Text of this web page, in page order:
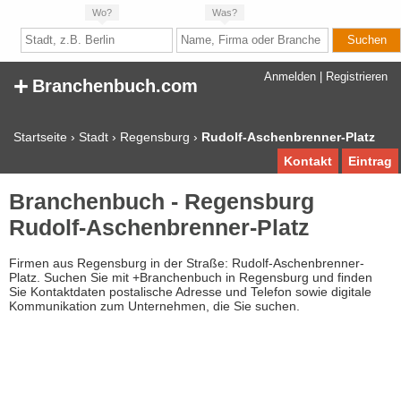
Wo? Was?
Anmelden Registrieren
+ Branchenbuch.com
Startseite › Stadt › Regensburg › Rudolf-Aschenbrenner-Platz
Eintrag
Kontakt
Branchenbuch - Regensburg
Rudolf-Aschenbrenner-Platz
Firmen aus Regensburg in der Straße: Rudolf-Aschenbrenner-
Platz. Suchen Sie mit +Branchenbuch in Regensburg und finden
Sie Kontaktdaten postalische Adresse und Telefon sowie digitale
Kommunikation zum Unternehmen, die Sie suchen.